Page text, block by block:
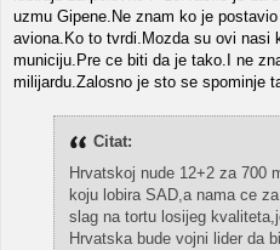
uzmu Gipene.Ne znam ko je
aviona.Ko to tvrdi.Mozda su ovi nasi
municiju.Pre ce biti da je tako.I ne
milijardu.Zalosno je sto se spominje
Citat:
Hrvatskoj nude 12+2 za 700
koju lobira SAD,a nama ce
slag na tortu losijeg
Hrvatska bude vojni lider da